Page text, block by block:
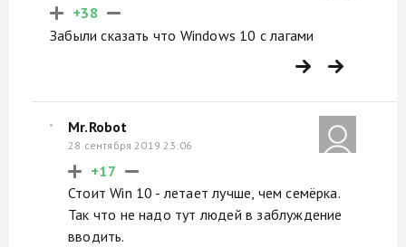
+38
Забыли сказать что Windows 10 с лагами
Mr.Robot
28 сентября 2019 23:06
+17
Стоит Win 10 - летает лучше, чем семёрка.
Так что не надо тут людей в заблуждение
вводить.